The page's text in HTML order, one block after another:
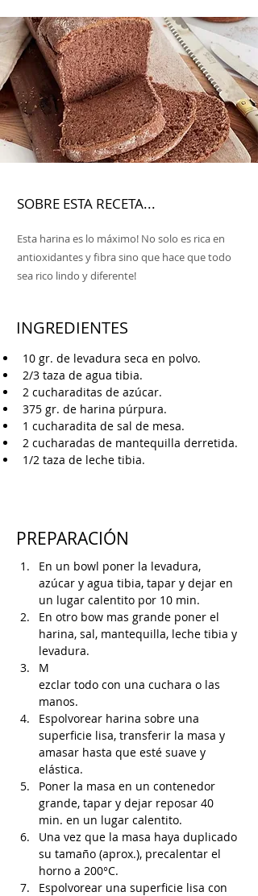
SOBRE ESTA RECETA...
Esta harina es lo máximo! No solo es rica en
antioxidantes y fibra sino que hace que todo
sea rico lindo y diferente!
INGREDIENTES
10 gr. de levadura seca en polvo.
2/3 taza de agua tibia.
2 cucharaditas de azúcar.
375 gr. de harina púrpura.
1 cucharadita de sal de mesa.
2 cucharadas de mantequilla derretida.
1/2 taza de leche tibia.
PREPARACIÓN
En un bowl poner la levadura,
azúcar y agua tibia, tapar y dejar en
un lugar calentito por 10 min.
En otro bow mas grande poner el
harina, sal, mantequilla, leche tibia y
levadura.
M
ezclar todo con una cuchara o las
manos.
Espolvorear harina sobre una
superficie lisa, transferir la masa y
amasar hasta que esté suave y
elástica.
Poner la masa en un contenedor
grande, tapar y dejar reposar 40
min. en un lugar calentito.
Una vez que la masa haya duplicado
su tamaño (aprox.), precalentar el
horno a 200°C.
Espolvorear una superficie lisa con